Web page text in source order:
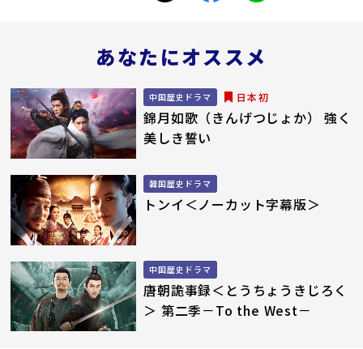
あなたにオススメ
中国歴史ドラマ 日本初
錦月如歌（きんげつじょか） 強く
美しき誓い
韓国歴史ドラマ
トンイ＜ノーカット字幕版＞
中国歴史ドラマ
唐朝詭事録＜とうちょうきじろく
＞ 第二季－To the West－